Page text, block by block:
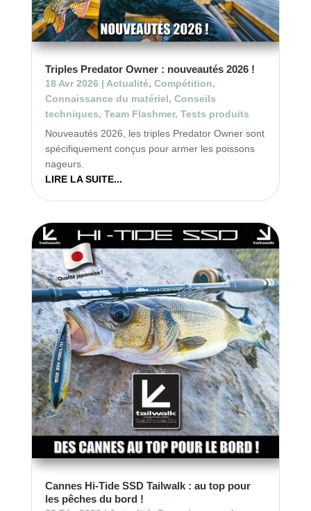
Triples Predator Owner : nouveautés 2026 !
18 Avr 2026 | Actualité, Compétition,
Connaissance du matériel, Conseils
techniques, Team Flashmer, Tests produits
Nouveautés 2026, les triples Predator Owner sont
spécifiquement conçus pour armer les poissons
nageurs.
LIRE LA SUITE...
Cannes Hi-Tide SSD Tailwalk : au top pour
les pêches du bord !